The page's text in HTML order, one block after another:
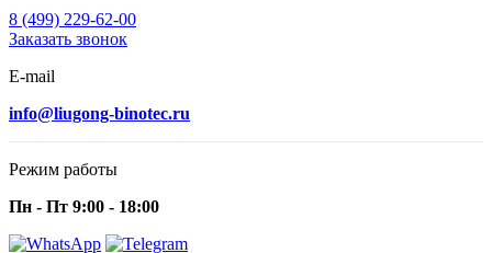
8 (499) 229-62-00
Заказать звонок
E-mail
info@liugong-binotec.ru
Режим работы
Пн - Пт 9:00 - 18:00